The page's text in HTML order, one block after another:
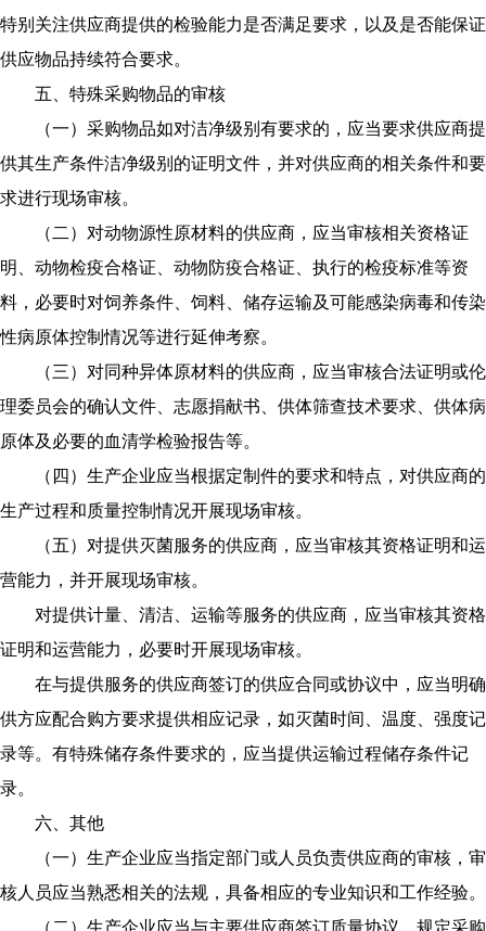
特别关注供应商提供的检验能力是否满足要求，以及是否能保证
供应物品持续符合要求。
五、特殊采购物品的审核
（一）采购物品如对洁净级别有要求的，应当要求供应商提
供其生产条件洁净级别的证明文件，并对供应商的相关条件和要
求进行现场审核。
（二）对动物源性原材料的供应商，应当审核相关资格证
明、动物检疫合格证、动物防疫合格证、执行的检疫标准等资
料，必要时对饲养条件、饲料、储存运输及可能感染病毒和传染
性病原体控制情况等进行延伸考察。
（三）对同种异体原材料的供应商，应当审核合法证明或伦
理委员会的确认文件、志愿捐献书、供体筛查技术要求、供体病
原体及必要的血清学检验报告等。
（四）生产企业应当根据定制件的要求和特点，对供应商的
生产过程和质量控制情况开展现场审核。
（五）对提供灭菌服务的供应商，应当审核其资格证明和运
营能力，并开展现场审核。
对提供计量、清洁、运输等服务的供应商，应当审核其资格
证明和运营能力，必要时开展现场审核。
在与提供服务的供应商签订的供应合同或协议中，应当明确
供方应配合购方要求提供相应记录，如灭菌时间、温度、强度记
录等。有特殊储存条件要求的，应当提供运输过程储存条件记
录。
六、其他
（一）生产企业应当指定部门或人员负责供应商的审核，审
核人员应当熟悉相关的法规，具备相应的专业知识和工作经验。
（二）生产企业应当与主要供应商签订质量协议，规定采购